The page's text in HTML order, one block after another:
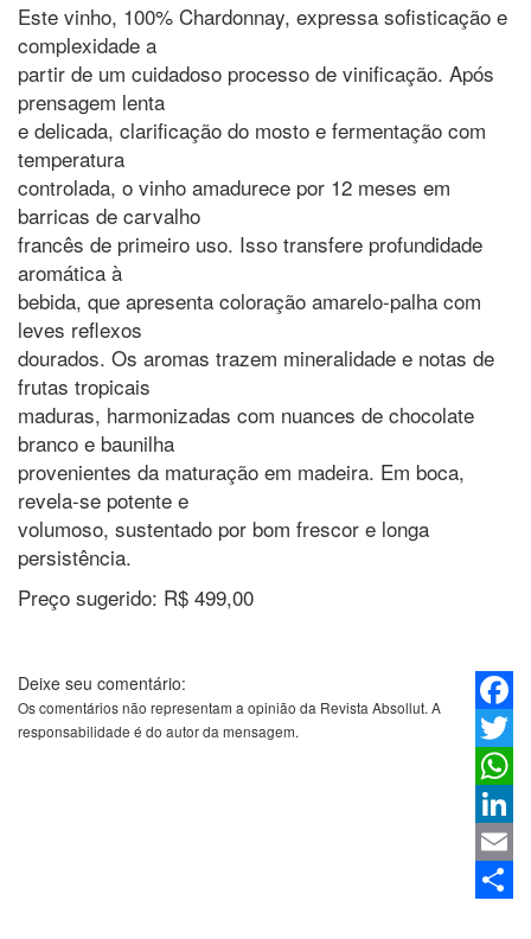
Este vinho, 100% Chardonnay, expressa sofisticação e
complexidade a
partir de um cuidadoso processo de vinificação. Após
prensagem lenta
e delicada, clarificação do mosto e fermentação com
temperatura
controlada, o vinho amadurece por 12 meses em
barricas de carvalho
francês de primeiro uso. Isso transfere profundidade
aromática à
bebida, que apresenta coloração amarelo-palha com
leves reflexos
dourados. Os aromas trazem mineralidade e notas de
frutas tropicais
maduras, harmonizadas com nuances de chocolate
branco e baunilha
provenientes da maturação em madeira. Em boca,
revela-se potente e
volumoso, sustentado por bom frescor e longa
persistência.
Preço sugerido: R$ 499,00
Twitter
Email
Deixe seu comentário:
Os comentários não representam a opinião da Revista Absollut. A
responsabilidade é do autor da mensagem.